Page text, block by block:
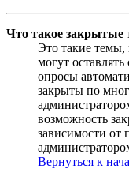
Что такое закрытые
Это такие темы,
могут
опросы
закрыты по
возможность
зависимости от
Вернуться к